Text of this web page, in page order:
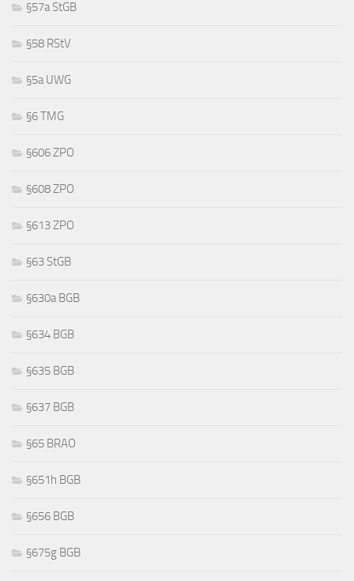
§57a StGB
§58 RStV
§5a UWG
§6 TMG
§606 ZPO
§608 ZPO
§613 ZPO
§63 StGB
§630a BGB
§634 BGB
§635 BGB
§637 BGB
§65 BRAO
§651h BGB
§656 BGB
§675g BGB